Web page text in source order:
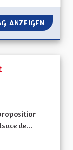
ANZEIGEN
de...